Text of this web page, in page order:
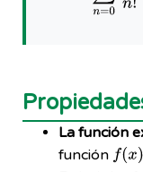
La función
función f(x)